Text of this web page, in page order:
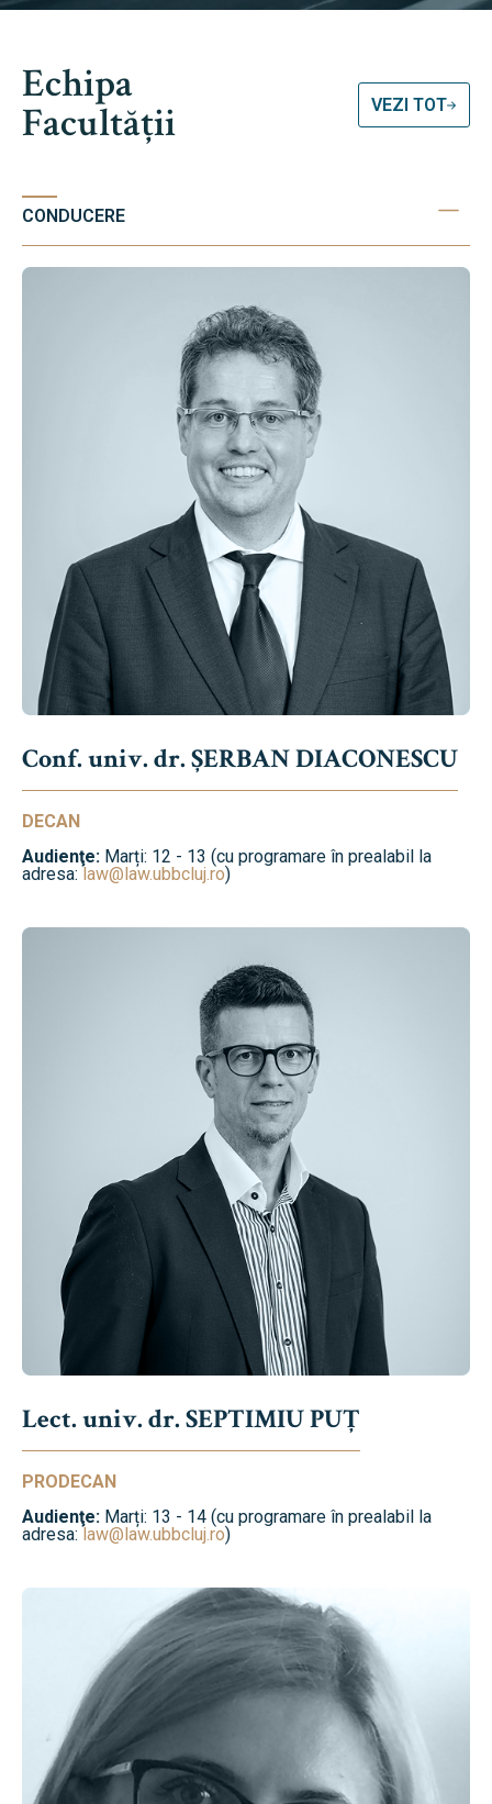
Echipa
Facultății VEZI TOT
CONDUCERE
Conf. univ. dr. ȘERBAN DIACONESCU
DECAN
Audienţe: Marți: 12 - 13 (cu programare în prealabil la
adresa:law@law.ubbcluj.ro)
Lect. univ. dr. SEPTIMIU PUȚ
PRODECAN
Audienţe: Marți: 13 - 14 (cu programare în prealabil la
adresa:law@law.ubbcluj.ro)